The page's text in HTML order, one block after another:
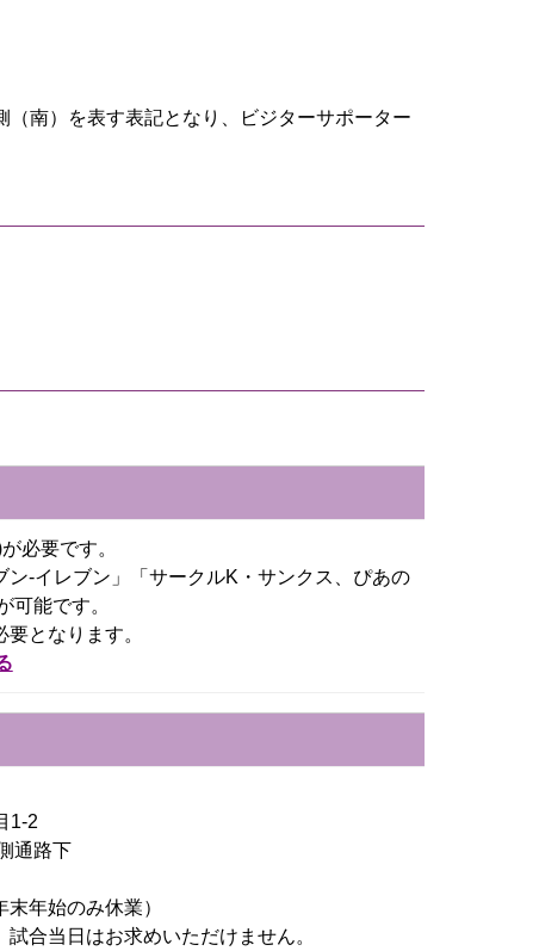
（南）を表す表記となり、ビジターサポーター
必要です。
-イレブン」「サークルK・サンクス、ぴあの
可能です。
となります。
1-2
通路下
年始のみ休業）
合当日はお求めいただけません。